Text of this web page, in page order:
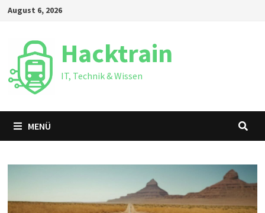
Zum
springen
August 6, 2026
Hacktrain
IT, Technik & Wissen
MENÜ